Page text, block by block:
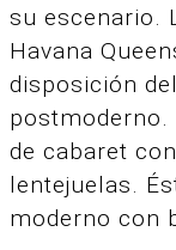
su escenario.
Havana
disposición
de cabaret
lentejuelas.
moderno con